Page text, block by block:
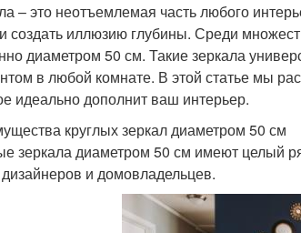
– это неотъемлемая часть любого
создать иллюзию глубины. Среди
диаметром 50 см. Такие зеркала
в любой комнате. В этой статье мы
идеально дополнит ваш интерьер.
круглых зеркал диаметром 50 см
зеркала диаметром 50 см имеют целый
и домовладельцев.